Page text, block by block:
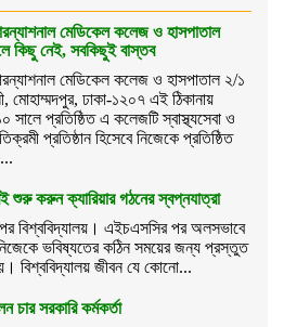
মেডিকেল কলেজ ও হাসপাতাল
কিছু নেই, সবকিছুই বাস্তব
মেডিকেল কলেজ ও হাসপাতাল ২/১
মোহাম্মদপুর, ঢাকা-১২০৭ এই ঠিকানায়
প্রতিষ্ঠিত এ কলেজটি স্বাস্থ্যসেবা ও
প্রতিষ্ঠান হিসেবে নিজেকে প্রতিষ্ঠিত
শুরু করুন ক্যারিয়ার গঠনের স্বপ্নযাত্রা
বিশ্ববিদ্যালয়। এইচএসসির পর অলসভাবে
ভবিষ্যতের কঠিন সময়ের জন্য প্রস্তুত
বিশ্ববিদ্যালয় জীবন যে কোনো...
চার সরকারি কর্মকর্তা